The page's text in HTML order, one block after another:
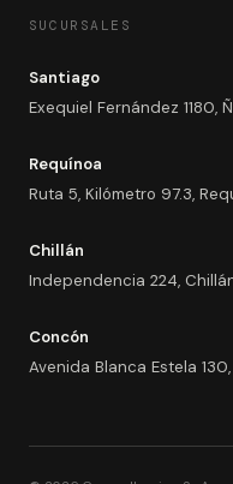
SUCURSALES
Santiago
Exequiel Fernández 1180,
Requínoa
Ruta 5, Kilómetro 97.3,
Chillán
Independencia 224,
Concón
Avenida Blanca Estela